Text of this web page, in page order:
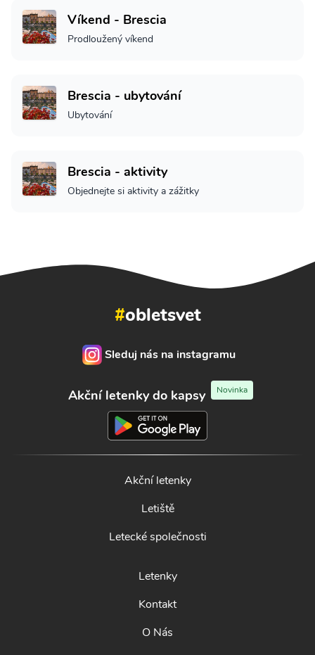
Víkend - Brescia
Prodloužený víkend
Brescia - ubytování
Ubytování
Brescia - aktivity
Objednejte si aktivity a zážitky
#obletsvet
Sleduj nás na instagramu
Akční letenky do kapsy Novinka
Akční letenky
Letiště
Letecké společnosti
Letenky
Kontakt
O Nás